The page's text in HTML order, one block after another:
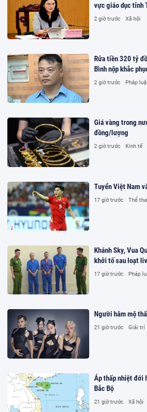
vực giáo dục tỉnh
2 giờ trước Xã hội
Rửa tiền 320 tỷ
Bình nộp khắc
2 giờ trước Pháp
Giá vàng trong
đồng/lượng
2 giờ trước Kinh tế
Tuyển Việt Nam
17 giờ trước Thể
Khánh Sky, Vua
khởi tố sau loạt
17 giờ trước Pháp
Người hâm mộ
21 giờ trước Giải trí
Áp thấp nhiệt đới
Bắc Bộ
21 giờ trước Xã hội